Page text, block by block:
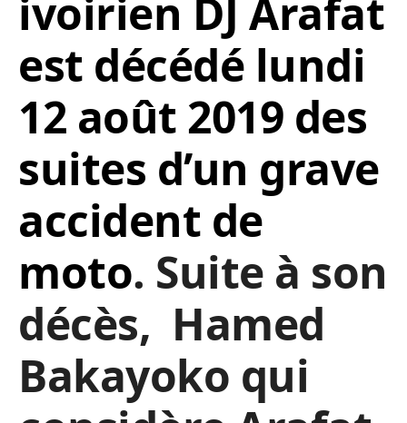
ivoirien DJ Arafat
est décédé lundi
12 août 2019 des
suites d’un grave
accident de
moto. Suite à son
décès, Hamed
Bakayoko qui